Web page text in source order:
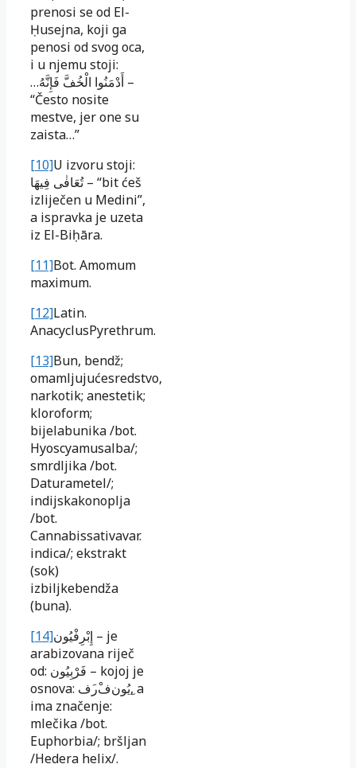
prenosi se od El-
Ḥusejna, koji ga
penosi od svog oca,
i u njemu stoji:
أَدْمَنُوا الْخُفَّ فَإِنَّهُ… –
“Često nosite
mestve, jer one su
zaista…”
[10]U izvoru stoji:
تُعَافٰى فِيهَا– “bit ćeš
izliječen u Medini”,
a ispravka je uzeta
iz El-Biḥāra.
[11]Bot. Amomum
maximum.
[12]Latin.
AnacyclusPyrethrum.
[13]Bun, bendž;
omamljujućesredstvo,
narkotik; anestetik;
kloroform;
bijelabunika /bot.
Hyoscyamusalba/;
smrdljika /bot.
Daturametel/;
indijskakonoplja
/bot.
Cannabissativavar.
indica/; ekstrakt
(sok)
izbiljkebendža
(buna).
[14]إِبْرِفْيُون – je
arabizovana riječ
od: فَرْبِيُون – kojoj je
osnova: فرفِيُون, a
ima značenje:
mlečika /bot.
Euphorbia/; bršljan
/Hedera helix/.